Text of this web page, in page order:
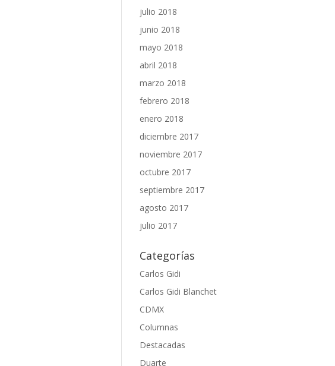
julio 2018
junio 2018
mayo 2018
abril 2018
marzo 2018
febrero 2018
enero 2018
diciembre 2017
noviembre 2017
octubre 2017
septiembre 2017
agosto 2017
julio 2017
Categorías
Carlos Gidi
Carlos Gidi Blanchet
CDMX
Columnas
Destacadas
Duarte